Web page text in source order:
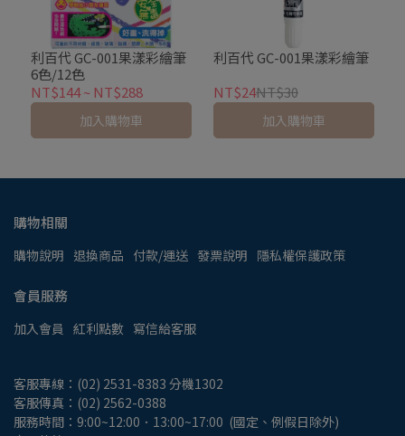
利百代 GC-001果漾彩繪筆
6色/12色
NT$144~ NT$288
加入購物車
利百代 GC-001果漾彩繪筆
NT$24NT$30
加入購物車
購物相關
購物說明 退換商品 付款/運送 發票說明 隱私權保護政策
會員服務
加入會員 紅利點數 寫信給客服
客服專線：(02) 2531-8383 分機1302
客服傳真：(02) 2562-0388
服務時間：9:00~12:00．13:00~17:00  (國定、例假日除外)